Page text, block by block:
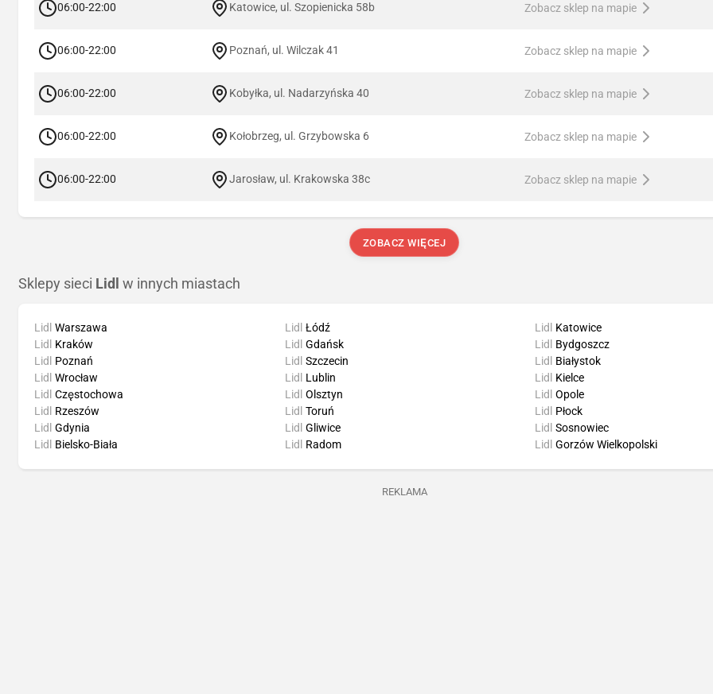
06:00-22:00 Katowice, ul. Szopienicka 58b Zobacz sklep na mapie
06:00-22:00 Poznań, ul. Wilczak 41 Zobacz sklep na mapie
06:00-22:00 Kobyłka, ul. Nadarzyńska 40 Zobacz sklep na mapie
06:00-22:00 Kołobrzeg, ul. Grzybowska 6 Zobacz sklep na mapie
06:00-22:00 Jarosław, ul. Krakowska 38c Zobacz sklep na mapie
ZOBACZ WIĘCEJ
Sklepy sieci Lidl w innych miastach
Lidl Warszawa
Lidl
Kraków
Lidl
Poznań
Lidl Wrocław
Lidl Łódź
Lidl Gdańsk
Lidl Szczecin
Lidl
Lublin
Lidl
Katowice
Lidl
Bydgoszcz
Lidl
Białystok
Lidl
Kielce
Lidl Częstochowa
Lidl
Rzeszów
Lidl Gdynia
Lidl
Bielsko-Biała
Lidl Olsztyn
Lidl Toruń
Lidl Gliwice
Lidl
Radom
Lidl Opole
Lidl
Płock
Lidl Sosnowiec
Lidl Gorzów Wielkopolski
REKLAMA